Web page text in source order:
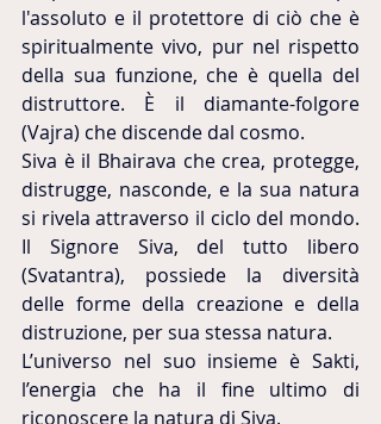
l'assoluto e il protettore di ciò che è
spiritualmente vivo, pur nel rispetto
della sua funzione, che è quella del
distruttore. È il diamante-folgore
(Vajra) che discende dal cosmo.
Siva è il Bhairava che crea, protegge,
distrugge, nasconde, e la sua natura
si rivela attraverso il ciclo del mondo.
Il Signore Siva, del tutto libero
(Svatantra), possiede la diversità
delle forme della creazione e della
distruzione, per sua stessa natura.
L’universo nel suo insieme è Sakti,
l’energia che ha il fine ultimo di
riconoscere la natura di Siva.